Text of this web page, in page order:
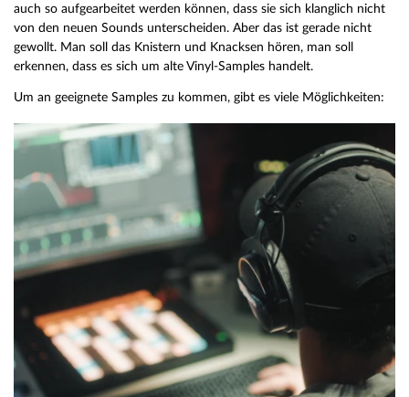
auch so aufgearbeitet werden können, dass sie sich klanglich nicht
von den neuen Sounds unterscheiden. Aber das ist gerade nicht
gewollt. Man soll das Knistern und Knacksen hören, man soll
erkennen, dass es sich um alte Vinyl-Samples handelt.
Um an geeignete Samples zu kommen, gibt es viele Möglichkeiten: